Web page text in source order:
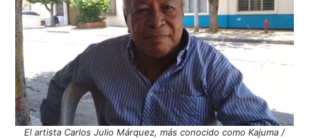
El artista Carlos Julio Márquez, más conocido como Kajuma /